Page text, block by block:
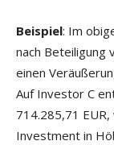
Beispiel: Im
nach Beteiligung
einen
Auf Investor C
714.285,71
Investment in